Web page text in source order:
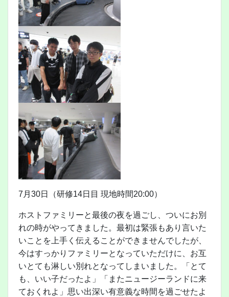
7月30日（研修14日目 現地時間20:00）
ホストファミリーと最後の夜を過ごし、ついにお別
れの時がやってきました。最初は緊張もあり言いた
いことを上手く伝えることができませんでしたが、
今はすっかりファミリーとなっていただけに、お互
いとても淋しい別れとなってしまいました。「とて
も、いい子だったよ」「またニュージーランドに来
ておくれよ」思い出深い有意義な時間を過ごせたよ